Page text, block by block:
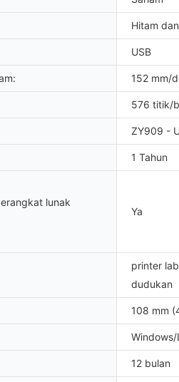
Hitam
USB
152 mm/
576 titik/
ZY909 -
1 Tahun
lunak
Ya
printer
dudukan
108 mm
12 bulan